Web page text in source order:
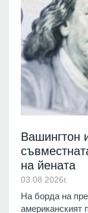
Вашингтон
на йената
03.08.2026г.
На борда на
американският